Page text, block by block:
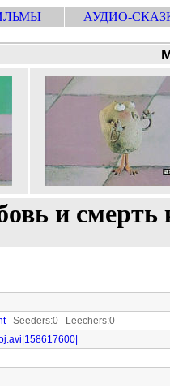
АУДИО-
и смерть
Seeders:0 Leechers:0